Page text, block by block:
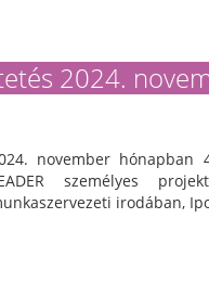
2024.
november hónapban
személyes
irodában,